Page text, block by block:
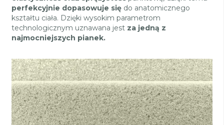
perfekcyjnie dopasowuje się do anatomicznego
kształtu ciała. Dzięki wysokim parametrom
technologicznym uznawana jest za jedną z
najmocniejszych pianek.